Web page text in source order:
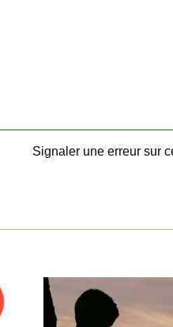
Signaler une erreur sur